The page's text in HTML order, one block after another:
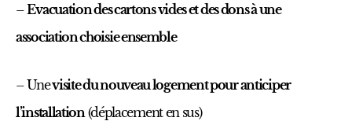
–Evacuation des cartons vides et des dons à une
association choisie ensemble
– Unevisite du nouveau logement pour anticiper
l’installation(déplacement en sus)